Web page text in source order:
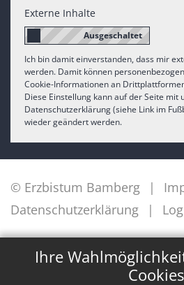
Ihre
Cookies
Externe Inhalte
Ich bin damit einverstanden, dass mir
werden. Damit können
Cookie-Informationen an
Diese Einstellung kann auf der Seite mit
Datenschutzerklärung (siehe Link im
wieder geändert werden.
© Erzbistum Bamberg
Datenschutzerklärung